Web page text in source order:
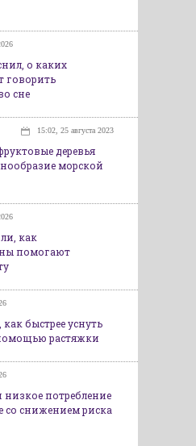
о каких
говорить
сне
15:02, 25 августа 2023
деревья
морской
как
помогают
быстрее уснуть
растяжки
низкое потребление
со снижением риска